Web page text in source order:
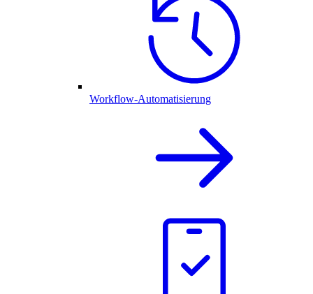
Workflow-Automatisierung